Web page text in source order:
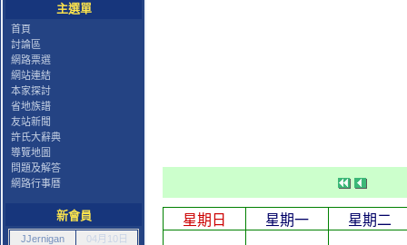
主選單
首頁
討論區
網路票選
網站連結
本家探討
省地族譜
友站新聞
許氏大辭典
導覽地圖
問題及解答
網路行事曆
新會員
JJernigan
04月10日
星期日 星期一 星期二